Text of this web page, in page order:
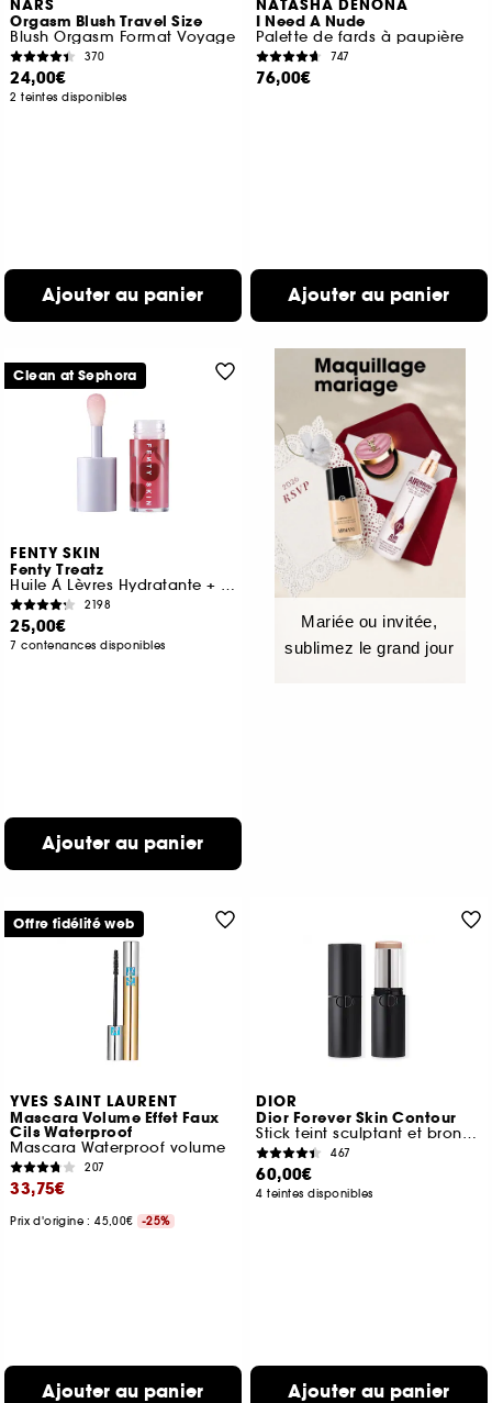
NARS
Orgasm Blush Travel Size
Blush Orgasm Format Voyage
370
24,00€
2 teintes disponibles
Ajouter au panier
NATASHA DENONA
I Need A Nude
Palette de fards à paupière
747
76,00€
Ajouter au panier
FENTY SKIN
Fenty Treatz
Huile À Lèvres Hydratante + Fortifiante
2198
25,00€
7 contenances disponibles
Ajouter au panier
Clean at Sephora
Mariée ou invitée,
sublimez le grand jour
YVES SAINT LAURENT
Mascara Volume Effet Faux
Cils Waterproof
Mascara Waterproof volume
207
33,75€
Prix d'origine : 45,00€ -25%
Ajouter au panier
Offre fidélité web
DIOR
Dior Forever Skin Contour
Stick teint sculptant et bronzant
467
60,00€
4 teintes disponibles
Ajouter au panier